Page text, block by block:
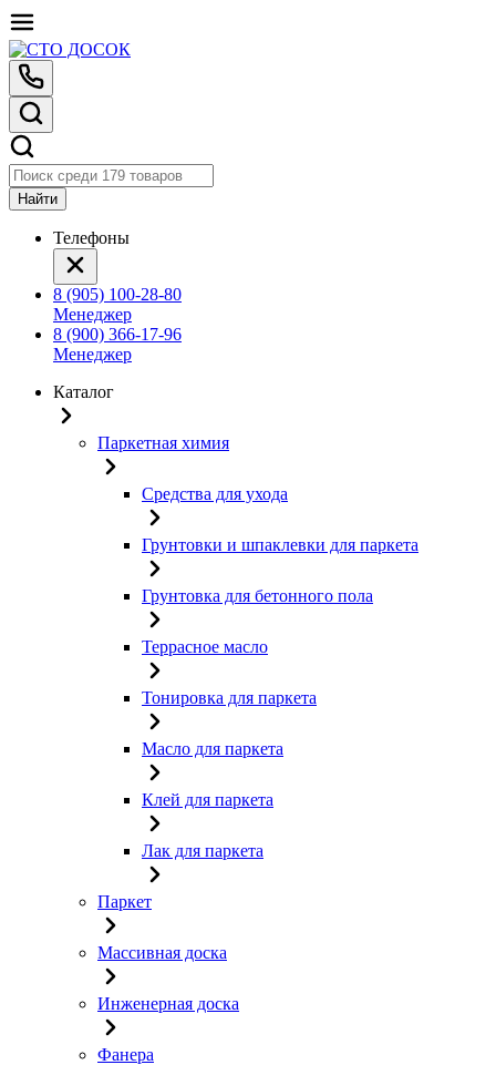
Найти
Телефоны
8 (905) 100-28-80
Менеджер
8 (900) 366-17-96
Менеджер
Каталог
Паркетная химия
Средства для ухода
Грунтовки и шпаклевки для паркета
Грунтовка для бетонного пола
Террасное масло
Тонировка для паркета
Масло для паркета
Клей для паркета
Лак для паркета
Паркет
Массивная доска
Инженерная доска
Фанера